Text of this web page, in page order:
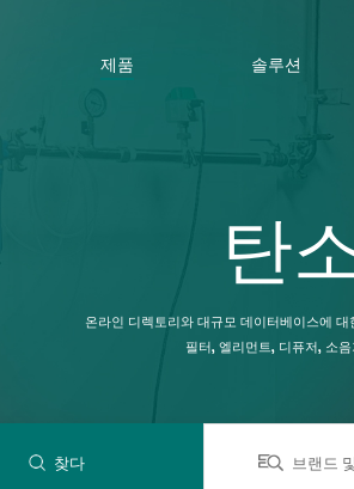
제품 솔루션
탄
온라인 디렉토리와 대규모 데이터베이스에
필터, 엘리먼트, 디퓨저, 소
찾다 브랜드